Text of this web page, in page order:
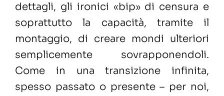
dettagli, gli ironici «bip» di censura e
soprattutto la capacità, tramite il
montaggio, di creare mondi ulteriori
semplicemente sovrapponendoli.
Come in una transizione infinita,
spesso passato o presente – per noi,